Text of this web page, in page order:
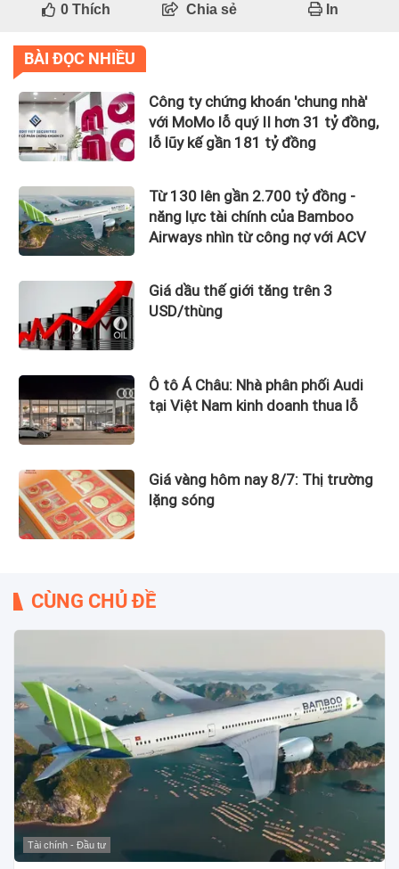
0Thích Chia sẻ In
BÀI ĐỌC NHIỀU
Công ty chứng khoán 'chung nhà'
với MoMo lỗ quý II hơn 31 tỷ đồng,
lỗ lũy kế gần 181 tỷ đồng
Từ 130 lên gần 2.700 tỷ đồng -
năng lực tài chính của Bamboo
Airways nhìn từ công nợ với ACV
Giá dầu thế giới tăng trên 3
USD/thùng
Ô tô Á Châu: Nhà phân phối Audi
tại Việt Nam kinh doanh thua lỗ
Giá vàng hôm nay 8/7: Thị trường
lặng sóng
CÙNG CHỦ ĐỀ
Tài chính - Đầu tư